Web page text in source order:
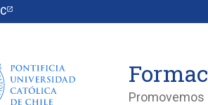
Promovemos